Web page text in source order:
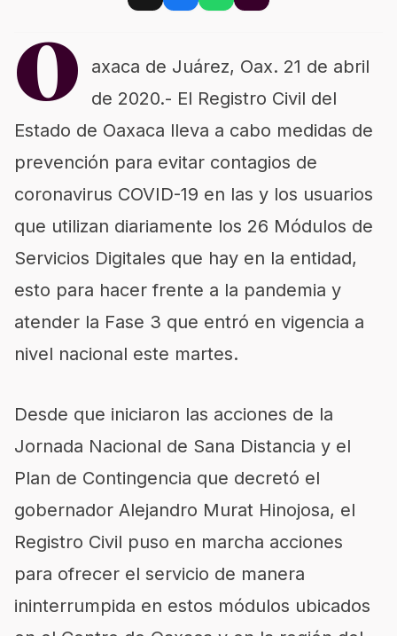
O
axaca de Juárez, Oax. 21 de abril
de 2020.- El Registro Civil del
Estado de Oaxaca lleva a cabo medidas de
prevención para evitar contagios de
coronavirus COVID-19 en las y los usuarios
que utilizan diariamente los 26 Módulos de
Servicios Digitales que hay en la entidad,
esto para hacer frente a la pandemia y
atender la Fase 3 que entró en vigencia a
nivel nacional este martes.
Desde que iniciaron las acciones de la
Jornada Nacional de Sana Distancia y el
Plan de Contingencia que decretó el
gobernador Alejandro Murat Hinojosa, el
Registro Civil puso en marcha acciones
para ofrecer el servicio de manera
ininterrumpida en estos módulos ubicados